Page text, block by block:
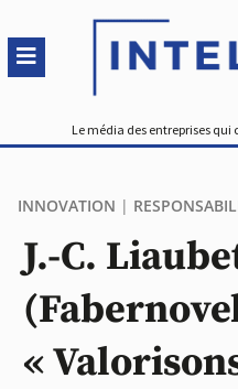
Le média des entreprises
INNOVATION |
J.-C.
«